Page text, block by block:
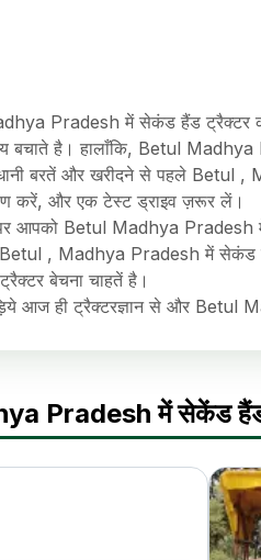
Pradesh में सेकंड हैंड ट्रैक्टर
बचाते है। हालाँकि, Betul Madhya
बरतें और खरीदने से पहले Betul
करें, और एक टेस्ट ड्राइव ज़रूर लें।
पर आपको Betul Madhya Pradesh
, Madhya Pradesh में सेकंड
बेचना चाहतें है।
आज ही ट्रैक्टरज्ञान से और Betul
Pradesh में सेकेंड